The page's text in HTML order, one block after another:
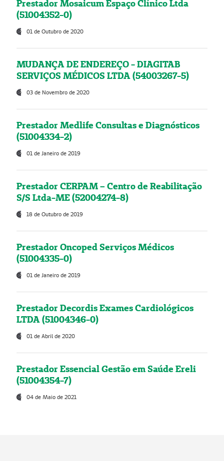
Prestador Mosaicum Espaço Clínico Ltda
(51004352-0)
01 de Outubro de 2020
MUDANÇA DE ENDEREÇO - DIAGITAB
SERVIÇOS MÉDICOS LTDA (54003267-5)
03 de Novembro de 2020
Prestador Medlife Consultas e Diagnósticos
(51004334-2)
01 de Janeiro de 2019
Prestador CERPAM – Centro de Reabilitação
S/S Ltda-ME (52004274-8)
18 de Outubro de 2019
Prestador Oncoped Serviços Médicos
(51004335-0)
01 de Janeiro de 2019
Prestador Decordis Exames Cardiológicos
LTDA (51004346-0)
01 de Abril de 2020
Prestador Essencial Gestão em Saúde Ereli
(51004354-7)
04 de Maio de 2021